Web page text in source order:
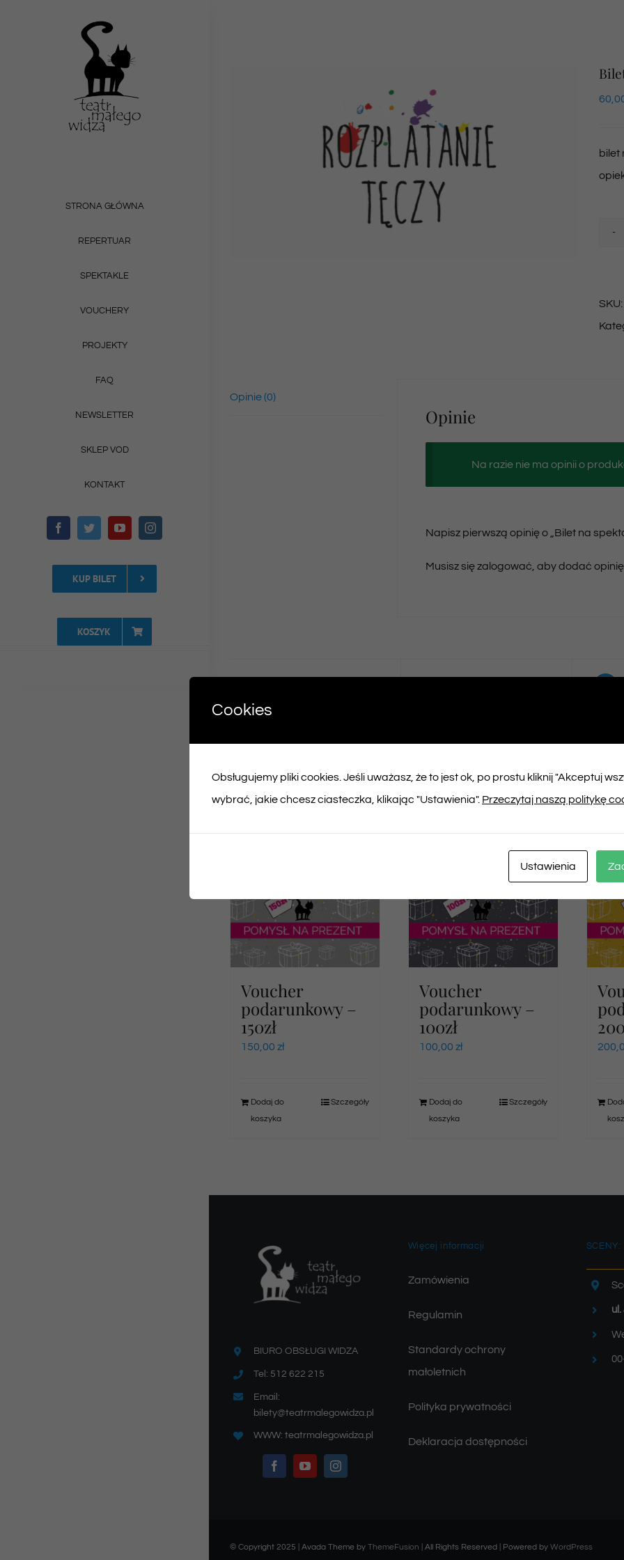
STRONA GŁÓWNA
REPERTUAR
SPEKTAKLE
VOUCHERY
PROJEKTY
FAQ
NEWSLETTER
SKLEP VOD
KONTAKT
KUP BILET
KOSZYK
bilet
SKU:
Opinie (0)
Opinie
Na razie nie ma opinii o
Napisz pierwszą opinię o „Bilet na
Musisz sięzalogować , aby dodać opinię.
Podobne produkty
Voucher
podarunkowy –
150zł
150,00 zł
Dodaj do
koszyka
Szczegóły
Voucher
podarunkowy –
100zł
100,00 zł
Dodaj do
koszyka
Szczegóły
BIURO OBSŁUGI WIDZA
Tel: 512 622 215
Email:
bilety@teatrmalegowidza.pl
WWW: teatrmalegowidza.pl
Więcej informacji
Zamówienia
Regulamin
Standardy ochrony
małoletnich
Polityka prywatności
Deklaracja dostępności
SCENY:
© Copyright 2025 | Avada Theme by ThemeFusion | All Rights Reserved | Powered by WordPress
Cookies
Obsługujemy pliki cookies. Jeśli uważasz, że to jest ok, po prostu kliknij "Akceptuj
wybrać, jakie chcesz ciasteczka, klikając "Ustawienia". Przeczytaj naszą politykę
Ustawienia